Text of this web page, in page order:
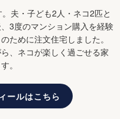
夫・子ども2人・ネコ2匹と
3度のマンション購入を経験
ために注文住宅しました。
、ネコが楽しく過ごせる家
。
ールはこちら